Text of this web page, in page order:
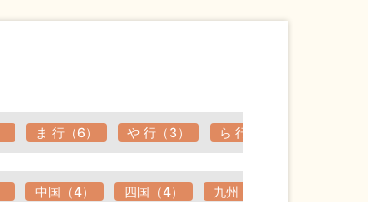
ま 行（6） や 行（3） ら 行（1）
中国（4） 四国（4） 九州（2）